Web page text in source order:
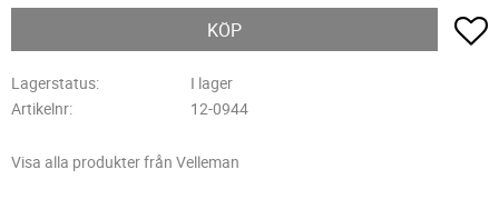
KÖP
Lagerstatus
I lager
Artikelnr
12-0944
Visa alla produkter från Velleman